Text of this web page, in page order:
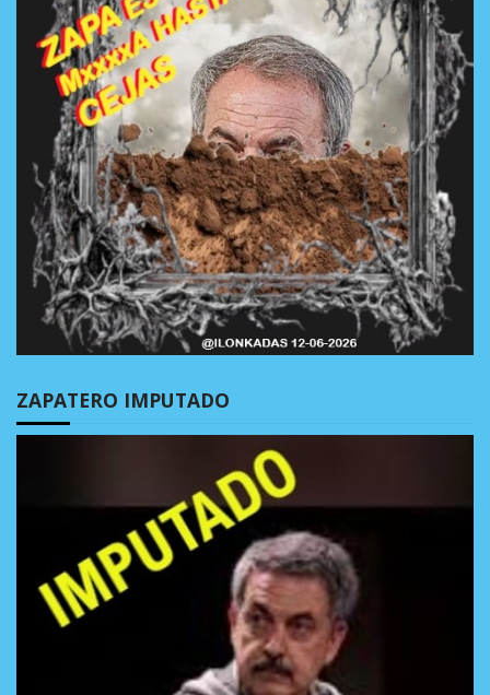
ZAPATERO IMPUTADO